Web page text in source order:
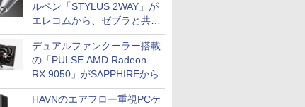
ルペン「STYLUS 2WAY」が
エレコムから、ゼブラと共同
開発
デュアルファンクーラー搭載
の「PULSE AMD Radeon
RX 9050」がSAPPHIREから
HAVNのエアフロー重視PCケ